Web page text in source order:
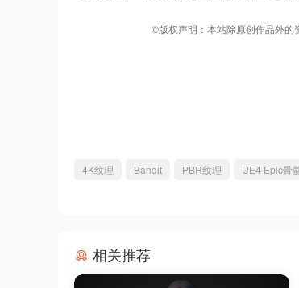
©版权声明：本站除原创作品外的
4K纹理 Bandit PBR纹理 UE4 Epic骨
相关推荐